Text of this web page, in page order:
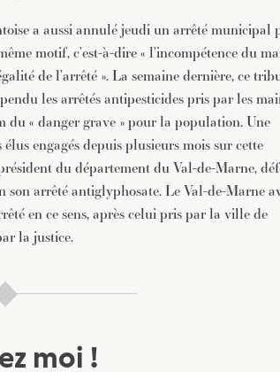
a aussi annulé jeudi un arrêté municipal
motif, c’est-à-dire « l’incompétence du
de l’arrêté ». La semaine dernière, ce
les arrêtés antipesticides pris par les
du « danger grave » pour la population. Une
engagés depuis plusieurs mois sur cette
du département du Val-de-Marne,
arrêté antiglyphosate. Le Val-de-Marne
en ce sens, après celui pris par la ville de
la justice.
moi !